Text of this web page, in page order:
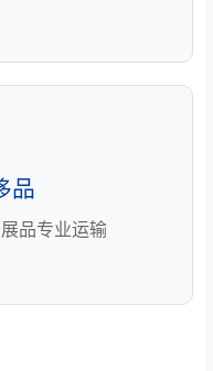
品
品专业运输